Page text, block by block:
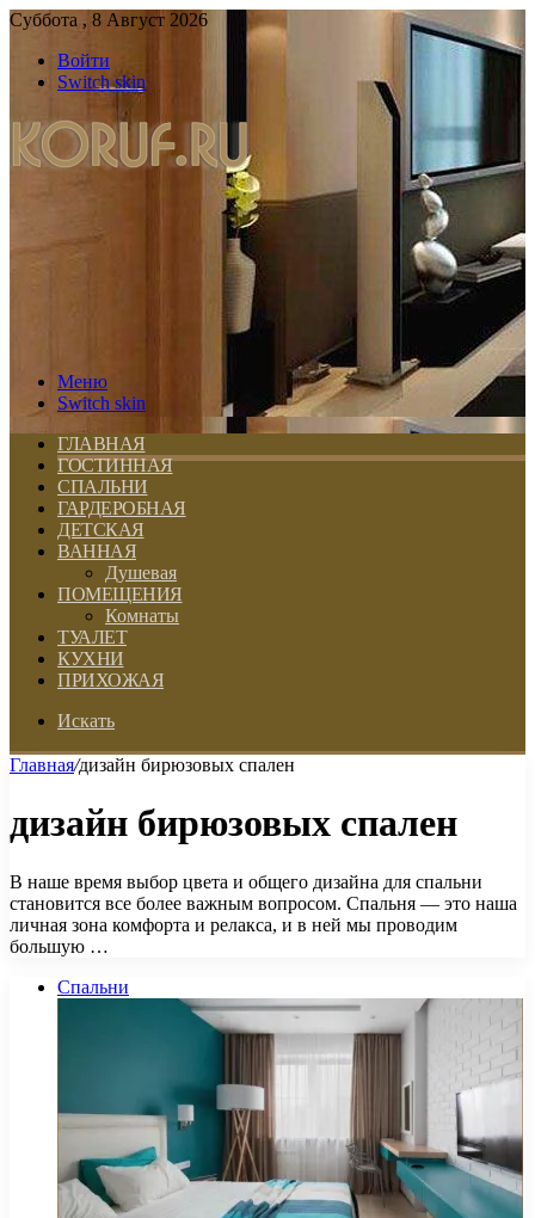
Суббота , 8 Август 2026
Войти
Switch skin
Меню
Switch skin
ГЛАВНАЯ
ГОСТИННАЯ
СПАЛЬНИ
ГАРДЕРОБНАЯ
ДЕТСКАЯ
ВАННАЯ
Душевая
ПОМЕЩЕНИЯ
Комнаты
ТУАЛЕТ
КУХНИ
ПРИХОЖАЯ
Искать
Главная/дизайн бирюзовых спален
дизайн бирюзовых спален
В наше время выбор цвета и общего дизайна для спальни
становится все более важным вопросом. Спальня — это наша
личная зона комфорта и релакса, и в ней мы проводим
большую …
Спальни